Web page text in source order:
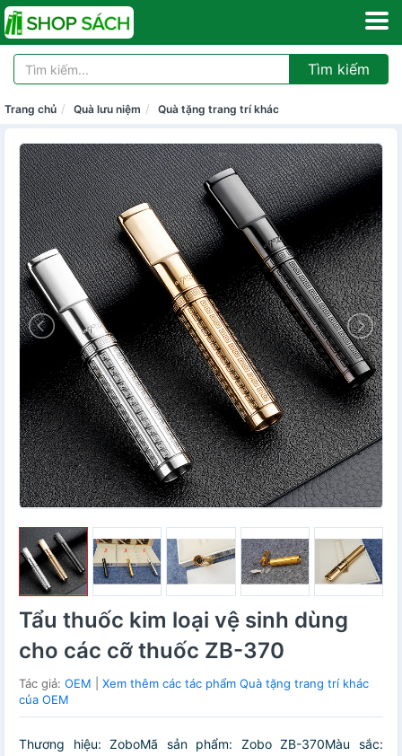
Tìm kiếm
Trang chủ Quà lưu niệm Quà tặng trang trí khác
Tẩu thuốc kim loại vệ sinh dùng
cho các cỡ thuốc ZB-370
Tác giả: OEM
Xem thêm các tác phẩm Quà tặng trang trí khác
của OEM
Thương hiệu: ZoboMã sản phẩm: Zobo ZB-370Màu sắc: